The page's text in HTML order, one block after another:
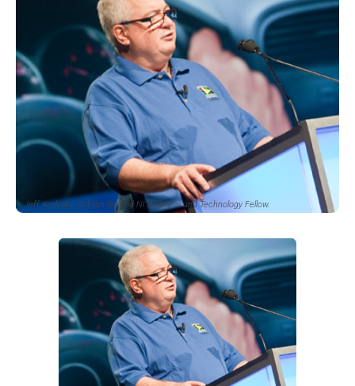
Jeff Kodosky, Cofounder and NI Business and Technology Fellow.